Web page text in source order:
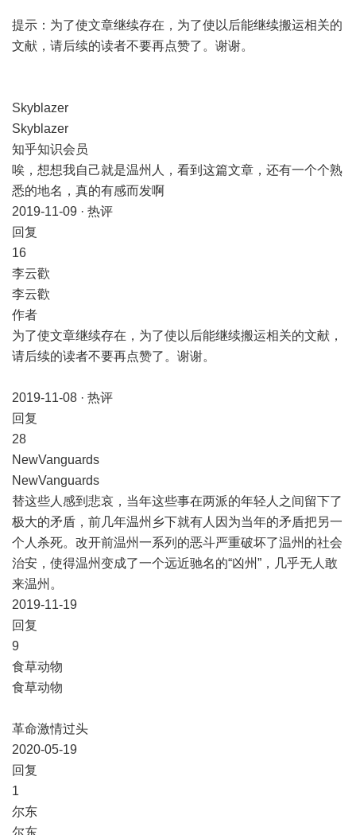
提示：为了使文章继续存在，为了使以后能继续搬运相关的
文献，请后续的读者不要再点赞了。谢谢。
Skyblazer
Skyblazer
知乎知识会员
唉，想想我自己就是温州人，看到这篇文章，还有一个个熟
悉的地名，真的有感而发啊
2019-11-09 · 热评
​回复
​16
李云歡
李云歡
作者
为了使文章继续存在，为了使以后能继续搬运相关的文献，
请后续的读者不要再点赞了。谢谢。
2019-11-08 · 热评
​回复
​28
NewVanguards
NewVanguards
替这些人感到悲哀，当年这些事在两派的年轻人之间留下了
极大的矛盾，前几年温州乡下就有人因为当年的矛盾把另一
个人杀死。改开前温州一系列的恶斗严重破坏了温州的社会
治安，使得温州变成了一个远近驰名的“凶州”，几乎无人敢
来温州。
2019-11-19
​回复
​9
食草动物
食草动物
革命激情过头
2020-05-19
​回复
​1
尔东
尔东